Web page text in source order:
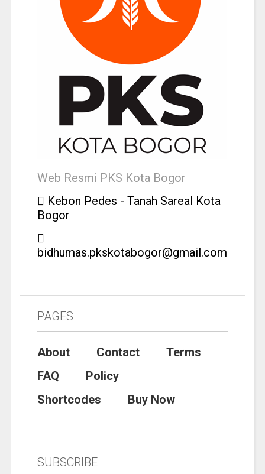
Web Resmi PKS Kota Bogor
Kebon Pedes - Tanah Sareal Kota
Bogor
bidhumas.pkskotabogor@gmail.com
PAGES
About Contact
Terms
FAQ
Policy
Shortcodes
Buy Now
SUBSCRIBE